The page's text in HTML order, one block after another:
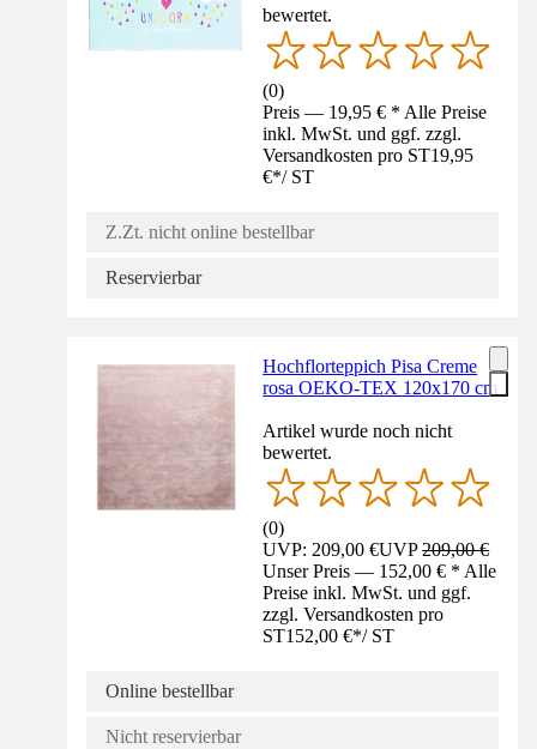
bewertet.
(0)
Preis — 19,95 € * Alle Preise
inkl. MwSt. und ggf. zzgl.
Versandkosten pro ST19,95
€*/ ST
Z.Zt. nicht online bestellbar
Reservierbar
Hochflorteppich Pisa Creme
rosa OEKO-TEX 120x170 cm
Artikel wurde noch nicht
bewertet.
(0)
UVP: 209,00 €UVP209,00 €
Unser Preis — 152,00 € * Alle
Preise inkl. MwSt. und ggf.
zzgl. Versandkosten pro
ST152,00 €*/ ST
Online bestellbar
Nicht reservierbar